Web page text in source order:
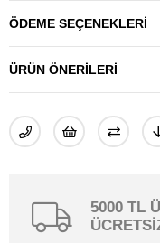
ÖDEME SEÇENEKLERI
ÜRÜN ÖNERILERI
5000 TL